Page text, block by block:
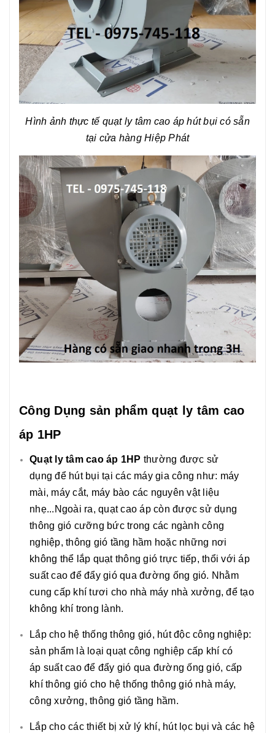
Hình ảnh thực tế quạt ly tâm cao áp hút bụi có sẵn
tại cửa hàng Hiệp Phát
Công Dụng sản phẩm quạt ly tâm cao
áp 1HP
Quạt ly tâm cao áp 1HP thường được sử
dụng để hút bụi tại các máy gia công như: máy
mài, máy cắt, máy bào các nguyên vật liệu
nhẹ...Ngoài ra, quạt cao áp còn được sử dụng
thông gió cưỡng bức trong các ngành công
nghiệp, thông gió tầng hầm hoặc những nơi
không thể lắp quạt thông gió trực tiếp, thổi với áp
suất cao để đẩy gió qua đường ống gió. Nhằm
cung cấp khí tươi cho nhà máy nhà xưởng, để tạo
không khí trong lành.
Lắp cho hệ thống thông gió, hút độc công nghiệp:
sản phẩm là loại quạt công nghiệp cấp khí có
áp suất cao để đẩy gió qua đường ống gió, cấp
khí thông gió cho hệ thống thông gió nhà máy,
công xưởng, thông gió tầng hầm.
Lắp cho các thiết bị xử lý khí, hút lọc bụi và các hệ